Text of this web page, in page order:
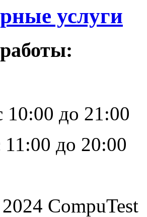
услуги
до 21:00
до 20:00
CompuTest